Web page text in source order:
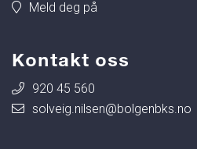
Meld deg på
Kontakt oss
920 45 560
solveig.nilsen@bolgenbks.no